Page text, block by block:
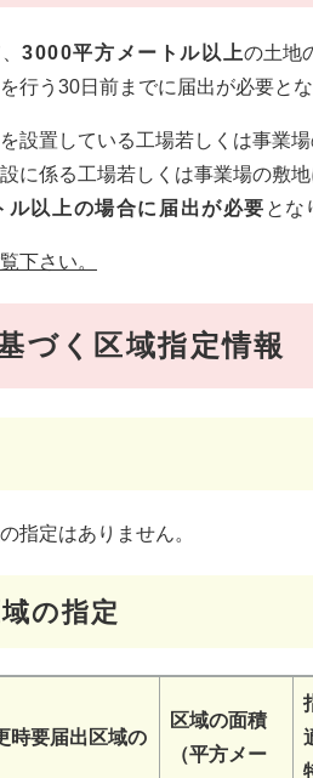
3000平方メートル以上の土地
行う30日前までに届出が必要とな
設置している工場若しくは事業
に係る工場若しくは事業場の敷
ル以上の場合に届出が必要 とな
下さい。
づく区域指定情報
指定はありません。
の指定
時要届出区域の
区域の面積
（平方メー